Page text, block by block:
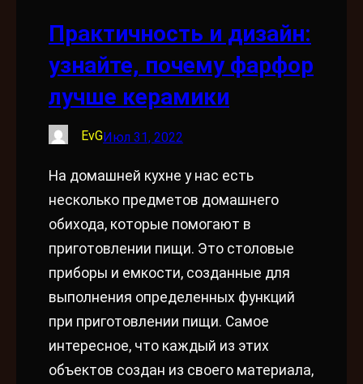
Практичность и дизайн:
узнайте, почему фарфор
лучше керамики
EvGИюл 31, 2022
На домашней кухне у нас есть
несколько предметов домашнего
обихода, которые помогают в
приготовлении пищи. Это столовые
приборы и емкости, созданные для
выполнения определенных функций
при приготовлении пищи. Самое
интересное, что каждый из этих
объектов создан из своего материала,